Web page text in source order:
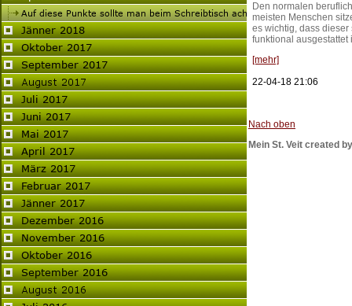
Den normalen
meisten Menschen
es wichtig, dass
funktional ausgestattet
[mehr]
22-04-18 21:06
Nach oben
Mein St. Veit created